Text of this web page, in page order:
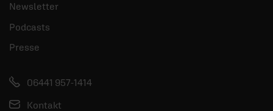
Newsletter
Podcasts
Presse
06441 957-1414
Kontakt